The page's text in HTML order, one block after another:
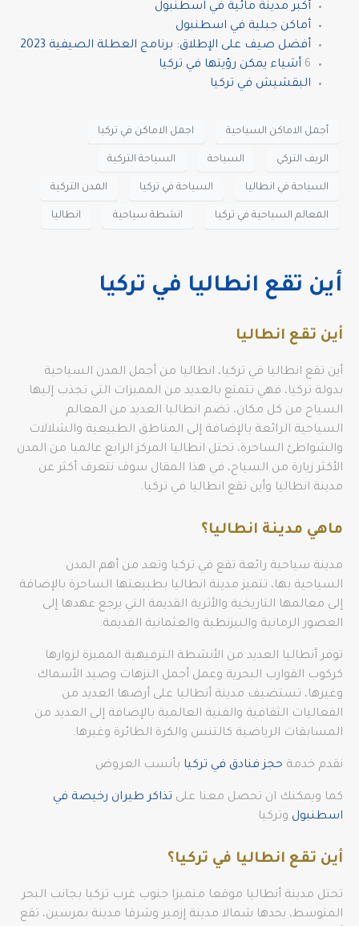
أكبر مدينة مائية في اسطنبول
أماكن جبلية في اسطنبول
أفضل صيف على الإطلاق: برنامج العطلة الصيفية 2023
6 أشياء يمكن رؤيتها في تركيا
البقشيش في تركيا
أجمل الاماكن السياحية اجمل الاماكن في تركيا
الريف التركي السياحة السياحة التركية
السياحة في انطاليا السياحة في تركيا المدن التركية
المعالم السياحية في تركيا انشطة سياحية انطاليا
أين تقع انطاليا في تركيا
أين تقع انطاليا
أين تقع انطاليا في تركيا، انطاليا من أجمل المدن السياحية
بدولة تركيا، فهي تتمتع بالعديد من المميزات التي تجذب إليها
السياح من كل مكان، تضم انطاليا العديد من المعالم
السياحية الرائعة بالإضافة إلى المناطق الطبيعية والشلالات
والشواطئ الساحرة، تحتل انطاليا المركز الرابع عالميا من المدن
الأكثر زيارة من السياح، في هذا المقال سوف نتعرف أكثر عن
مدينة انطاليا وأين تقع انطاليا في تركيا.
ماهي مدينة انطاليا؟
مدينة سياحية رائعة تقع في تركيا وتعد من أهم المدن
السياحية بها، تتميز مدينة انطاليا بطبيعتها الساحرة بالإضافة
إلى معالمها التاريخية والأثرية القديمة التي يرجع عهدها إلى
العصور الرمانية والبيزنطية والعثمانية القديمة.
توفر أنطاليا العديد من الأنشطة الترفيهية المميزة لزوارها
كركوب القوارب البحرية وعمل أجمل النزهات وصيد الأسماك
وغيرها، تستضيف مدينة أنطاليا على أرضها العديد من
الفعاليات الثقافية والفنية العالمية بالإضافة إلى العديد من
المسابقات الرياضية كالتنس والكرة الطائرة وغيرها.
نقدم خدمة حجز فنادق في تركيا بأنسب العروض
كما ويمكنك ان تحصل معنا على تذاكر طيران رخيصة في
اسطنبول وتركيا
أين تقع انطاليا في تركيا؟
تحتل مدينة أنطاليا موقعا متميزا جنوب غرب تركيا بجانب البحر
المتوسط، يحدها شمالا مدينة إزمير وشرقا مدينة بمرسين، تقع